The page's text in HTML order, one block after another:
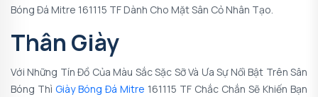
Bóng Đá Mitre 161115 TF Dành Cho Mặt Sân Cỏ Nhân Tạo.
Thân Giày
Với Những Tín Đồ Của Màu Sắc Sặc Sỡ Và Ưa Sự Nổi Bật Trên Sân
Bóng Thì Giày Bóng Đá Mitre 161115 TF Chắc Chắn Sẽ Khiến Bạn